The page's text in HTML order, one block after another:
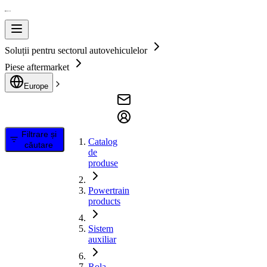
Soluții pentru sectorul autovehiculelor
Piese aftermarket
Europe
Filtrare și
căutare
Catalog
de
produse
Powertrain
products
Sistem
auxiliar